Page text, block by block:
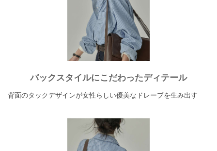
バックスタイルにこだわったディテール
背面のタックデザインが女性らしい優美なドレープを生み出す